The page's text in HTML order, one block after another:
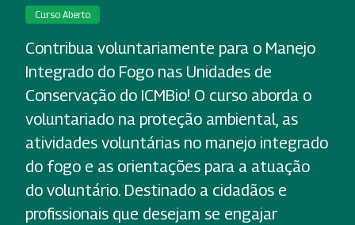
Curso Aberto
Contribua voluntariamente para o Manejo
Integrado do Fogo nas Unidades de
Conservação do ICMBio! O curso aborda o
voluntariado na proteção ambiental, as
atividades voluntárias no manejo integrado
do fogo e as orientações para a atuação
do voluntário. Destinado a cidadãos e
profissionais que desejam se engajar